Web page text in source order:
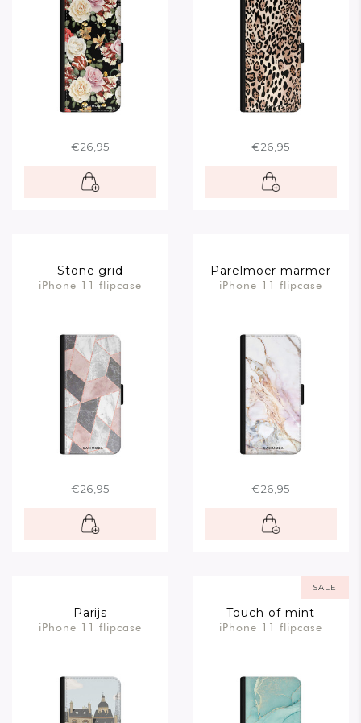
€26,95 €26,95
Stone grid
iPhone 11 flipcase
€26,95
Parelmoer marmer
iPhone 11 flipcase
€26,95
Parijs
iPhone 11 flipcase
SALE
Touch of mint
iPhone 11 flipcase